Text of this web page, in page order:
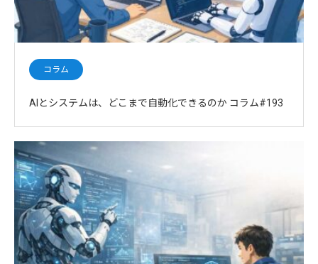
コラム
AIとシステムは、どこまで自動化できるのか コラム#193